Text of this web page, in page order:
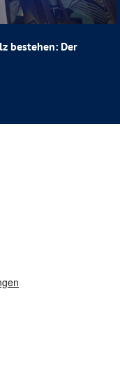
bestehen: Der